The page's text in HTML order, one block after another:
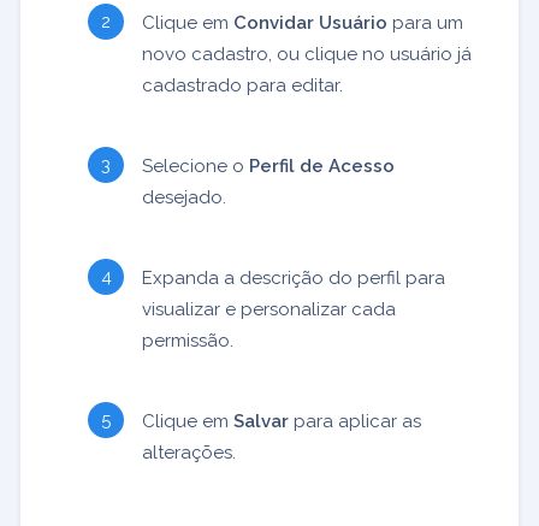
Clique em Convidar Usuário para um
novo cadastro, ou clique no usuário já
cadastrado para editar.
Selecione o Perfil de Acesso
desejado.
Expanda a descrição do perfil para
visualizar e personalizar cada
permissão.
Clique em Salvar para aplicar as
alterações.